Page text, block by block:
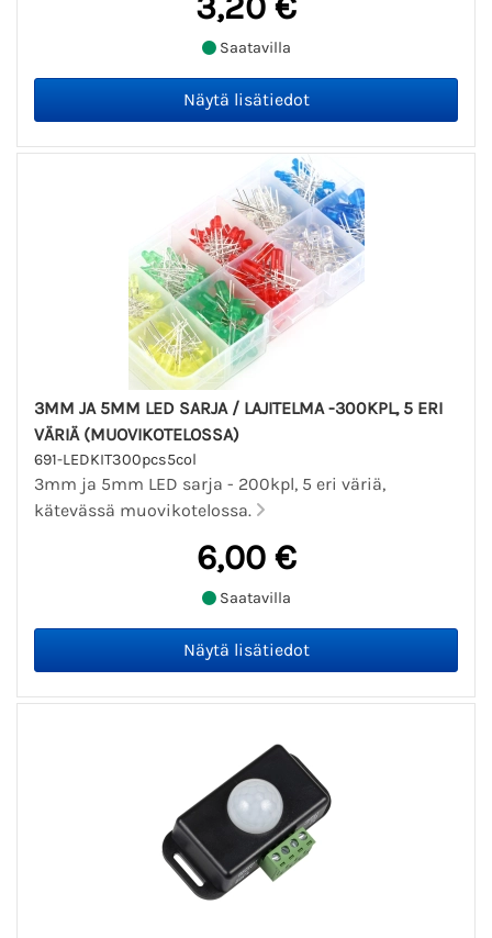
Saatavilla
3MM JA 5MM LED SARJA / LAJITELMA -300KPL, 5 ERI
VÄRIÄ (MUOVIKOTELOSSA)
691-LEDKIT300pcs5col
3mm ja 5mm LED sarja - 200kpl, 5 eri väriä,
kätevässä muovikotelossa.
6,00 €
Saatavilla